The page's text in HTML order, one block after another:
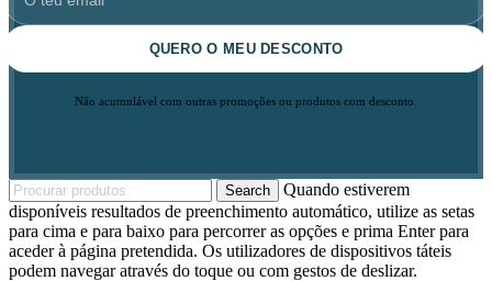
QUERO O MEU DESCONTO
Não acumulável com outras promoções ou produtos com desconto.
Search
Quando estiverem
disponíveis resultados de preenchimento automático, utilize as setas
para cima e para baixo para percorrer as opções e prima Enter para
aceder à página pretendida. Os utilizadores de dispositivos táteis
podem navegar através do toque ou com gestos de deslizar.